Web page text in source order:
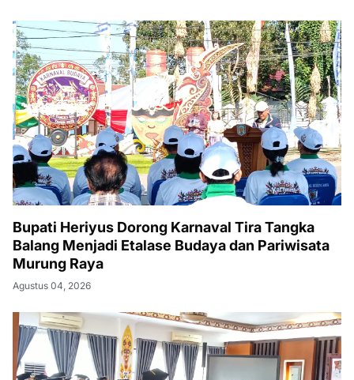
Bupati Heriyus Dorong Karnaval Tira Tangka
Balang Menjadi Etalase Budaya dan Pariwisata
Murung Raya
Agustus 04, 2026